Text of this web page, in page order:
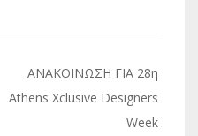
ΑΝΑΚΟΙΝΩΣΗ ΓΙΑ 28η
Athens Xclusive Designers
Week